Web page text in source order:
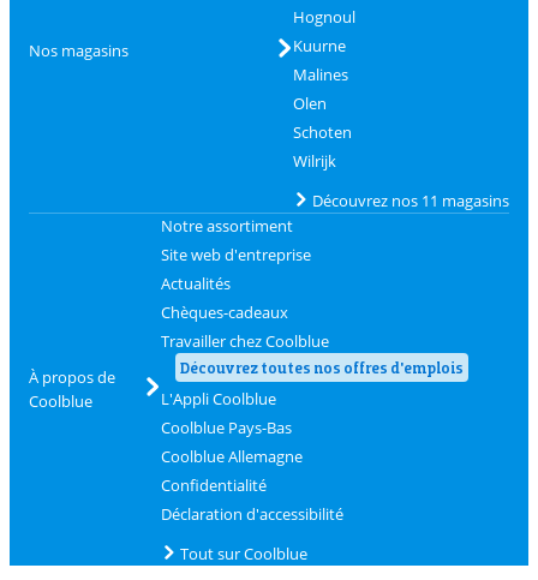
Nos magasins
Hognoul
Kuurne
Malines
Olen
Schoten
Wilrijk
Découvrez nos 11 magasins
À propos de
Coolblue
Notre assortiment
Site web d'entreprise
Actualités
Chèques-cadeaux
Travailler chez Coolblue
Découvrez toutes nos offres d'emplois
L'Appli Coolblue
Coolblue Pays-Bas
Coolblue Allemagne
Confidentialité
Déclaration d'accessibilité
Tout sur Coolblue